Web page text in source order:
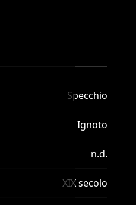
Specchio
Ignoto
n.d.
XIX secolo